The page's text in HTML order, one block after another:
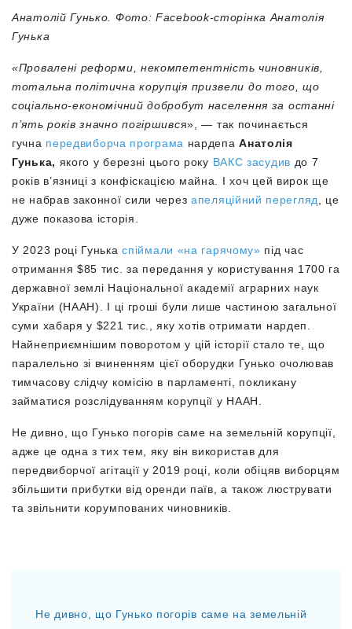
Анатолій Гунько. Фото: Facebook-сторінка Анатолія
Гунька
«Провалені реформи, некомпетентність чиновників,
тотальна політична корупція призвели до того, що
соціально-економічний добробут населення за останні
п’ять років значно погіршився», — так починається
гучна передвиборча програма нардепаАнатолія
Гунька, якого у березні цього року ВАКС засудив до 7
років в’язниці з конфіскацією майна. І хоч цей вирок ще
не набрав законної сили через апеляційний перегляд
, це
дуже показова історія.
У 2023 році Гунькаспіймали «на гарячому» під час
отримання $85 тис. за передання у користування 1700 га
державної землі Національної академії аграрних наук
України (НААН). І ці гроші були лише частиною загальної
суми хабаря у $221 тис., яку хотів отримати нардеп.
Найнеприємнішим поворотом у цій історії стало те, що
паралельно зі вчиненням цієї оборудки Гунько очолював
тимчасову слідчу комісію в парламенті, покликану
займатися розслідуванням корупції у НААН.
Не дивно, що Гунько погорів саме на земельній корупції,
адже це одна з тих тем, яку він використав для
передвиборчої агітації у 2019 році, коли обіцяв виборцям
збільшити прибутки від оренди паїв, а також люструвати
та звільнити корумпованих чиновників.
Не дивно, що Гунько погорів саме на земельній